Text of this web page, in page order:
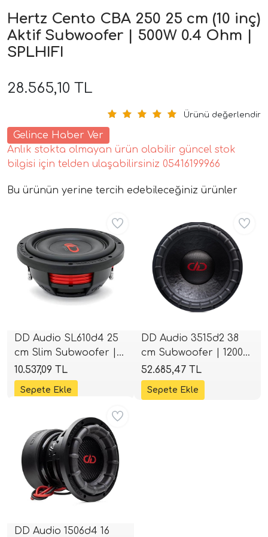
Arac Baslari)
Hertz Cento CBA 250 25 cm (10 inç)
Aktif Subwoofer | 500W 0.4 Ohm |
SPLHIFI
28.565,10 TL
Ürünü değerlendir
Gelince Haber Ver
Anlık stokta olmayan ürün olabilir güncel stok
bilgisi için telden ulaşabilirsiniz 05416199966
Bu ürünün yerine tercih edebileceğiniz ürünler
DD Audio SL610d4 25
cm Slim Subwoofer |
1000W RMS | 3000W
Peak | 4+4 Ohm |
SPLHIFI
10.537,09 TL
DD Audio 3515d2 38
cm Subwoofer | 1200W
RMS | 4800W Peak |
2+2 Ohm | SPLHIFI
52.685,47 TL
DD Audio 1506d4 16